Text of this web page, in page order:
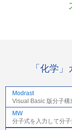
「化学
Modrast
Visual Basic 版分子構
MW
分子式を入力して分